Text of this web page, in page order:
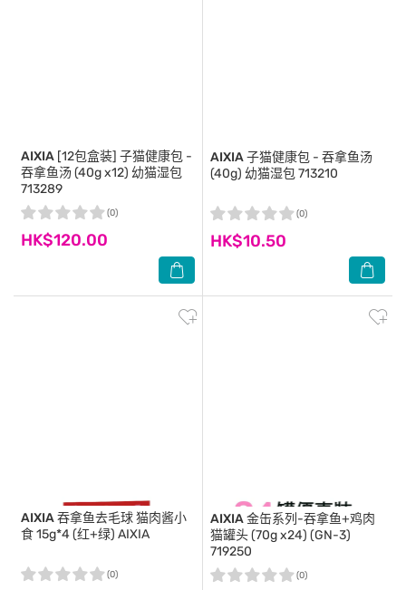
AIXIA [12包盒装] 子猫健康包 -
吞拿鱼汤 (40g x12) 幼猫湿包
713289
HK$120.00
(0)
AIXIA子猫健康包 - 吞拿鱼汤
(40g) 幼猫湿包 713210
HK$10.50
(0)
AIXIA吞拿鱼去毛球 猫肉酱小
食 15g*4 (红+绿) AIXIA
(0)
AIXIA金缶系列-吞拿鱼+鸡肉
猫罐头 (70g x24) (GN-3)
719250
(0)